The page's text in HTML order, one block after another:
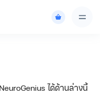
ได้ด้านล่างนี้